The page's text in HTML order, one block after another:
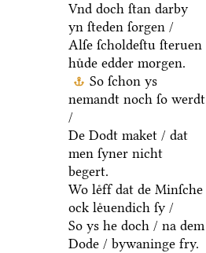
Vnd doch ſtan darby
yn ſteden ſorgen /
Alſe ſcholdeſtu ſteruen
huͤde edder morgen.
So ſchon ys
nemandt noch ſo werdt
/
De Dodt maket / dat
men ſyner nicht
begert.
Wo leͤff dat de Minſche
ock leͤuendich ſy /
So ys he doch / na dem
Dode / bywaninge fry.